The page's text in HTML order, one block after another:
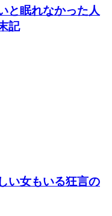
と眠れなかった人
記
い女もいる狂言の